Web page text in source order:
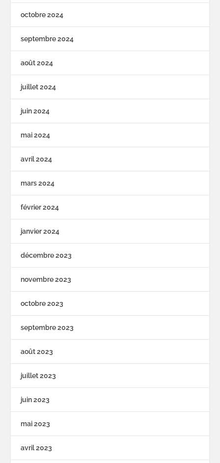
octobre 2024
septembre 2024
août 2024
juillet 2024
juin 2024
mai 2024
avril 2024
mars 2024
février 2024
janvier 2024
décembre 2023
novembre 2023
octobre 2023
septembre 2023
août 2023
juillet 2023
juin 2023
mai 2023
avril 2023